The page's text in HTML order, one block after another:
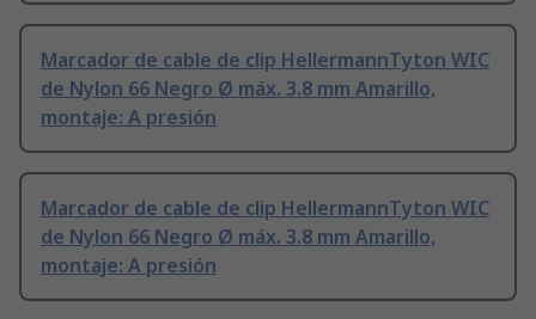
Marcador de cable de clip HellermannTyton WIC
de Nylon 66 Negro Ø máx. 3.8 mm Amarillo,
montaje: A presión
Marcador de cable de clip HellermannTyton WIC
de Nylon 66 Negro Ø máx. 3.8 mm Amarillo,
montaje: A presión